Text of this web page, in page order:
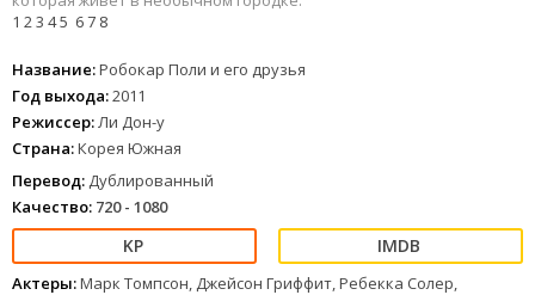
1 23 45 67 8
Название:Робокар Поли и его друзья
Год выхода:2011
Режиссер:Ли Дон-у
Страна:Корея Южная
Перевод: Дублированный
Качество: 720 - 1080
Актеры:Марк Томпсон, Джейсон Гриффит, Ребекка Солер,